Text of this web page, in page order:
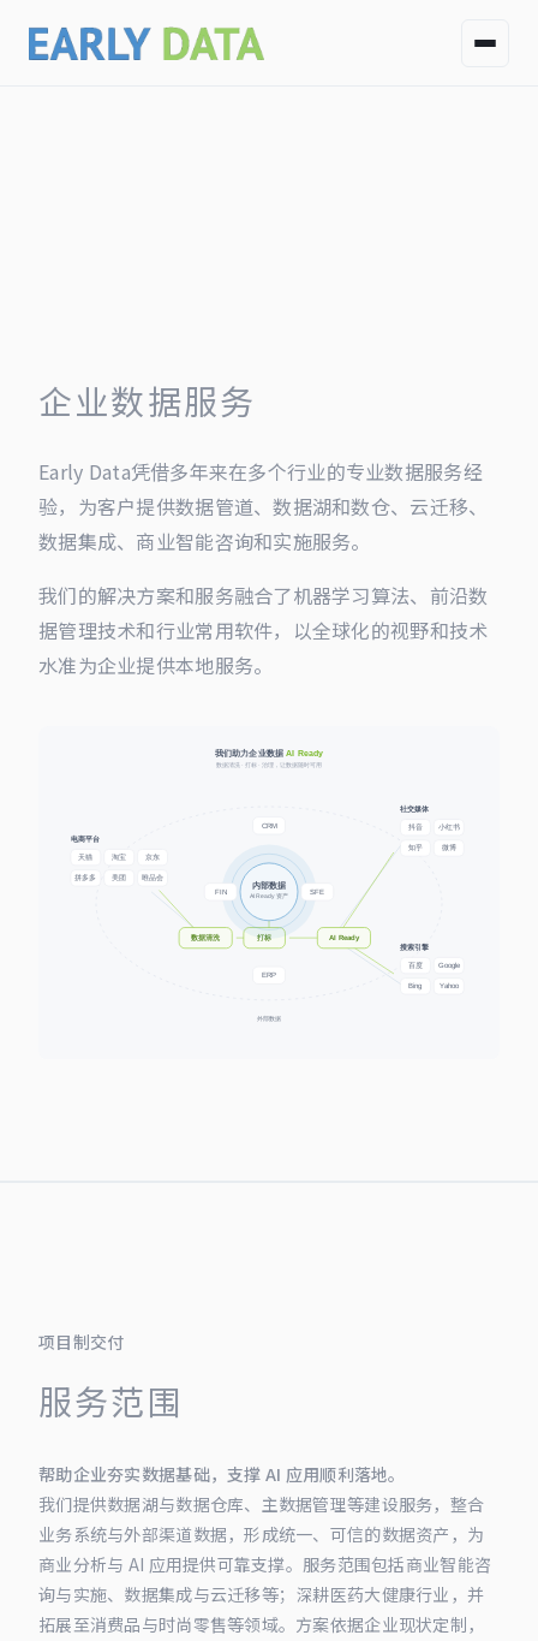
企业数据服务
Early Data凭借多年来在多个行业的专业数据服务经
验，为客户提供数据管道、数据湖和数仓、云迁移、
数据集成、商业智能咨询和实施服务。
我们的解决方案和服务融合了机器学习算法、前沿数
据管理技术和行业常用软件，以全球化的视野和技术
水准为企业提供本地服务。
项目制交付
服务范围
帮助企业夯实数据基础，支撑 AI 应用顺利落地。
我们提供数据湖与数据仓库、主数据管理等建设服务，整合
业务系统与外部渠道数据，形成统一、可信的数据资产，为
商业分析与 AI 应用提供可靠支撑。服务范围包括商业智能咨
询与实施、数据集成与云迁移等；深耕医药大健康行业，并
拓展至消费品与时尚零售等领域。方案依据企业现状定制，